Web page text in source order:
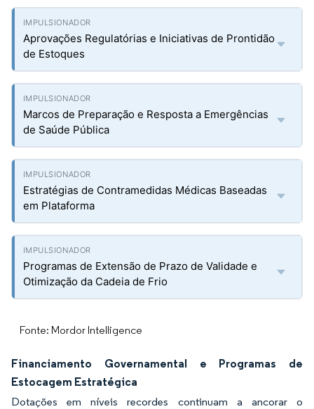
Aprovações Regulatórias e Iniciativas de Prontidão
de Estoques
Marcos de Preparação e Resposta a Emergências
de Saúde Pública
Estratégias de Contramedidas Médicas Baseadas
em Plataforma
Programas de Extensão de Prazo de Validade e
Otimização da Cadeia de Frio
Fonte: Mordor Intelligence
Financiamento Governamental e Programas de
Estocagem Estratégica
Dotações em níveis recordes continuam a ancorar o